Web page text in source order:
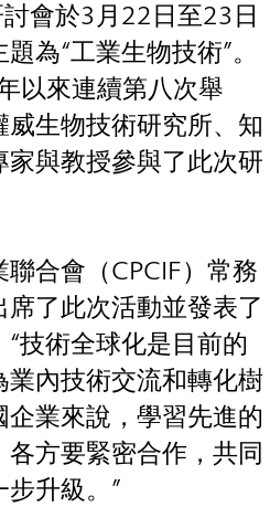
會於3月22日至23日
為“工業生物技術”。
以來連續第八次舉
生物技術研究所、知
與教授參與了此次研
合會（CPCIF）常務
了此次活動並發表了
技術全球化是目前的
內技術交流和轉化樹
業來說，學習先進的
方要緊密合作，共同
升級。”